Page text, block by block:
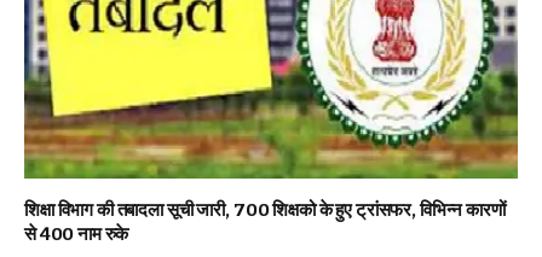
शिक्षा विभाग की तबादला सूची जारी, 700 शिक्षको के हुए ट्रांसफर, विभिन्न कारणों
से 400 नाम रुके